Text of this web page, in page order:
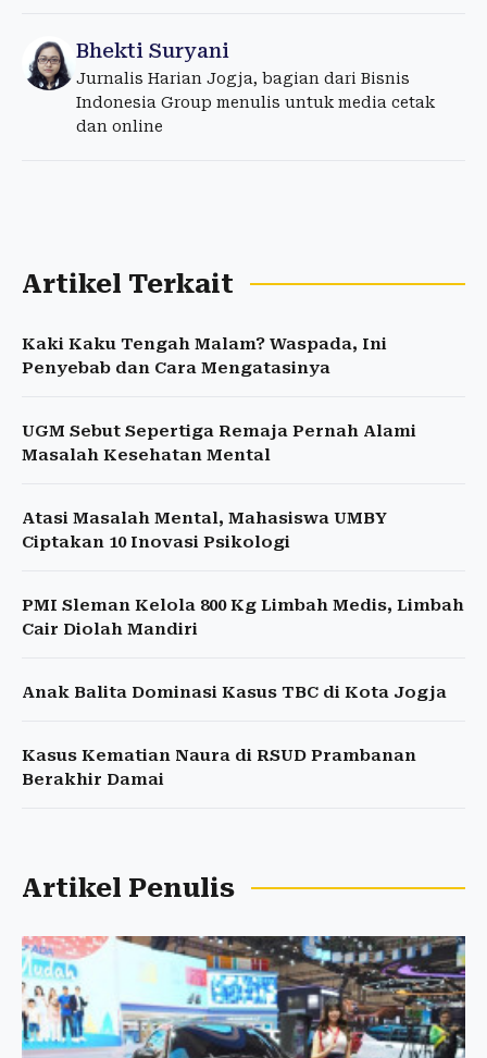
Bhekti Suryani
Jurnalis Harian Jogja, bagian dari Bisnis
Indonesia Group menulis untuk media cetak
dan online
Artikel Terkait
Kaki Kaku Tengah Malam? Waspada, Ini
Penyebab dan Cara Mengatasinya
UGM Sebut Sepertiga Remaja Pernah Alami
Masalah Kesehatan Mental
Atasi Masalah Mental, Mahasiswa UMBY
Ciptakan 10 Inovasi Psikologi
PMI Sleman Kelola 800 Kg Limbah Medis, Limbah
Cair Diolah Mandiri
Anak Balita Dominasi Kasus TBC di Kota Jogja
Kasus Kematian Naura di RSUD Prambanan
Berakhir Damai
Artikel Penulis